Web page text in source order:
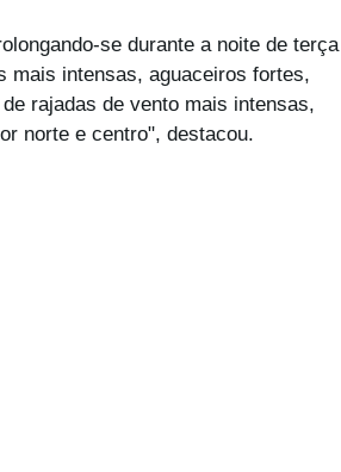
se durante a noite de terça
mais intensas, aguaceiros fortes,
rajadas de vento mais intensas,
norte e centro", destacou.